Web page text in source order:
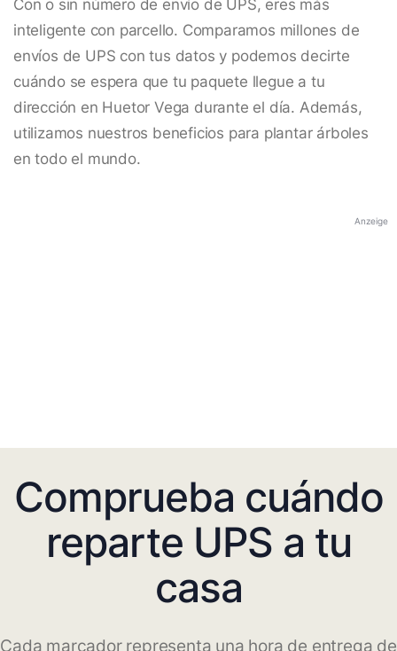
Con o sin número de envío de UPS, eres más
inteligente con parcello. Comparamos millones de
envíos de UPS con tus datos y podemos decirte
cuándo se espera que tu paquete llegue a tu
dirección en Huetor Vega durante el día. Además,
utilizamos nuestros beneficios para plantar árboles
en todo el mundo.
Anzeige
Comprueba cuándo
reparte UPS a tu
casa
Cada marcador representa una hora de entrega de